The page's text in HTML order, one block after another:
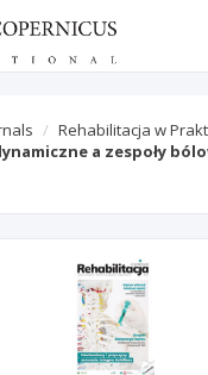
Rehabilitacja w
a zespoły